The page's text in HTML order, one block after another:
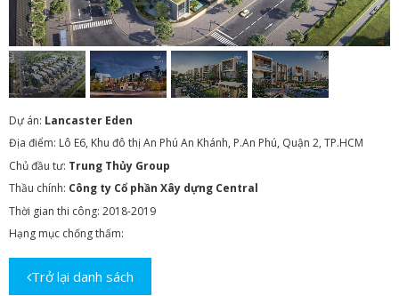
1/4
Dự án: Lancaster Eden
Địa điểm: Lô E6, Khu đô thị An Phú An Khánh, P.An Phú, Quận 2, TP.HCM
Chủ đầu tư: Trung Thủy Group
Thầu chính: Công ty Cổ phần Xây dựng Central
Thời gian thi công: 2018-2019
Hạng mục chống thấm:
Trở lại danh sách